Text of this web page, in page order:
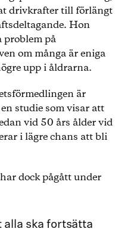
drivkrafter till förlängt
Hon
problem på
om många är eniga
upp i åldrarna.
är
studie som visar att
vid 50 års ålder vid
i lägre chans att bli
dock pågått under
alla ska fortsätta